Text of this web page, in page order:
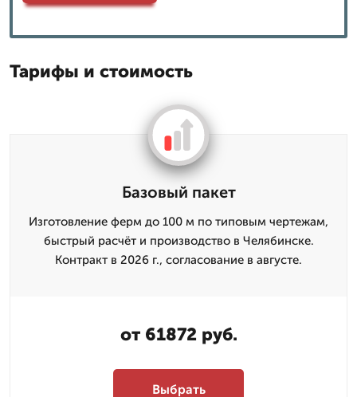
Тарифы и стоимость
Базовый пакет
Изготовление ферм до 100 м по типовым чертежам,
быстрый расчёт и производство в Челябинске.
Контракт в 2026 г., согласование в августе.
от 61872 руб.
Выбрать